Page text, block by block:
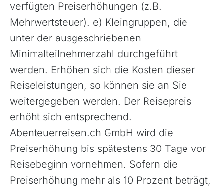
verfügten Preiserhöhungen (z.B.
Mehrwertsteuer). e) Kleingruppen, die
unter der ausgeschriebenen
Minimalteilnehmerzahl durchgeführt
werden. Erhöhen sich die Kosten dieser
Reiseleistungen, so können sie an Sie
weitergegeben werden. Der Reisepreis
erhöht sich entsprechend.
Abenteuerreisen.ch GmbH wird die
Preiserhöhung bis spätestens 30 Tage vor
Reisebeginn vornehmen. Sofern die
Preiserhöhung mehr als 10 Prozent beträgt,
Kapverdische Inseln
Madagaskar
Marokko
Mauritius
Namibia
Ruanda
Südafrika